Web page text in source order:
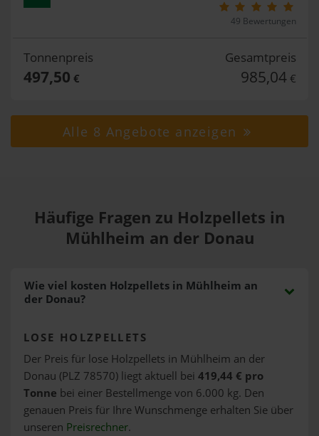
49 Bewertungen
Tonnenpreis
497,50 €
Gesamtpreis
985,04 €
Alle 8 Angebote anzeigen
Häufige Fragen zu Holzpellets in
Mühlheim an der Donau
Wie viel kosten Holzpellets in Mühlheim an
der Donau?
LOSE HOLZPELLETS
Der Preis für lose Holzpellets in Mühlheim an der
Donau (PLZ 78570) liegt aktuell bei 419,44 € pro
Tonne bei einer Bestellmenge von 6.000 kg. Den
genauen Preis für Ihre Wunschmenge erhalten Sie über
unseren Preisrechner.